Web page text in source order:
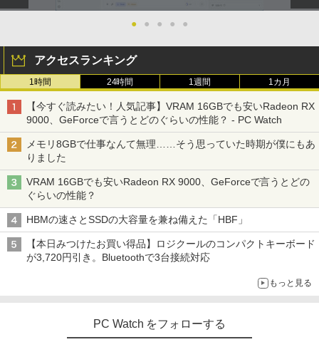
ONE PIECE モノクロ版 115 (ジャンプコミッ
クスDIGITAL)
￥594
HUNTER×HUNTER モノクロ版 39 (ジャンプ
コミックスDIGITAL)
￥572
スーパーの裏でヤニ吸うふたり 9巻 (デジタル
￥810
ndows11 Pro Office 2024付き メモリ16
GB SSD512GB 12型/14型選択可 Blueto
oth 無線LAN USB3.0 軽量 モバイル ビ
ジネス 在宅勤務 学生向け
￥21,980
&テンキー】ノートパソコン 中古パソコ
ン 15.6インチ SSD256GB メモリ8GB C
付き Windows11 東芝 dynabook B65
ノートパソコン 中古 PC パソコン 中古ノ
ートPC 最大SSD1TB 最大メモリ16GB
￥21,800
2026】【Office 2019 H&B】【カメラ×F
HD】富士通 LIFEBOOK U939/第8世代 C
2
中古パソコン | NEC | Mate MRL36L-5 |
Windows11 | デスクトップ | 一年保証 |
Hz | MEM:8GB | SSD:256GB(新品) | DV
Dマルチ | Win11Pro64bit
￥15,000
3
【エントリーでポイント100％還元のチ
ャンス】GMKtec G5S ミニpc 【Intel N
Windows11 Pro 超軽量 4コア/4スレッド
2.9GHz ミニパソコン M.2 2242 SATA WI
トップPC NucBox みにpc 省エネ オフィ
ス
￥46,248
i7 第12世代 corei3 corei5 Windows11
SSD 128GB～2TB メモリ8GB～32GB 2
21.5型〜27型ワイド 【HDMI対応 / FULL
HD解像度】 大手メーカー液晶 (Dell/HP/
witch PS4 PS5対応 【整備済み中古品】
￥6,470
【選べる2色 コスパ抜群】モバイルモニ
ター 15.6インチ フルHD 100%sRGB 非
光沢IPS パネル Type-C対応 miniHDMI V
ニター サブディスプレイ テレワーク 在
宅勤務 UPERFECT
￥8,999
Yoothi 互換品 液晶 14.0インチ NEC LAV
IE N14 Slim N1455/HA N1455/HAL PC-
N1455HAL 対応 FullHD 1920x1080 IPS
￥9,800
￥19,118
3 現代ギリシア語辞典第3版 [ 川原拓雄 ]
￥19,800
4
実写映画『ブルーロック』公式PHOTO
￥2,200
細胞の分子生物学 [ 中村 桂子 ]
● ● ● ● ●
アクセスランキング
1時間 24時間 1週間 1カ月
【今すぐ読みたい！人気記事】VRAM 16GBでも安いRadeon RX
9000、GeForceで言うとどのぐらいの性能？ - PC Watch
メモリ8GBで仕事なんて無理……そう思っていた時期が僕にもあ
りました
VRAM 16GBでも安いRadeon RX 9000、GeForceで言うとどの
ぐらいの性能？
HBMの速さとSSDの大容量を兼ね備えた「HBF」
【本日みつけたお買い得品】ロジクールのコンパクトキーボード
が3,720円引き。Bluetoothで3台接続対応
もっと見る
PC Watch をフォローする